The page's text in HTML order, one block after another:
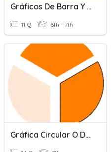
Gráficos De Barra Y Circulares
11 Q 6th - 7th
Gráfica Circular O De Pastel